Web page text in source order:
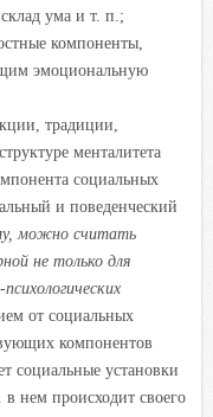
ума и т. п.;
компоненты,
эмоциональную
традиции,
менталитета
социальных
и поведенческий
можно считать
не только для
от социальных
компонентов
социальные установки
нем происходит своего